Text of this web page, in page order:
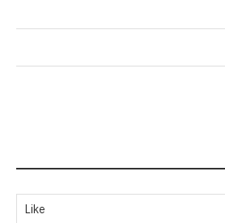
Like